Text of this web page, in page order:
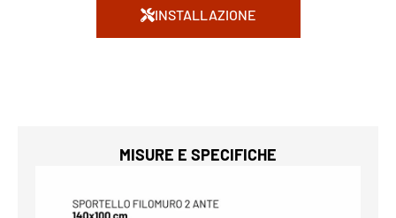
INSTALLAZIONE
MISURE E SPECIFICHE